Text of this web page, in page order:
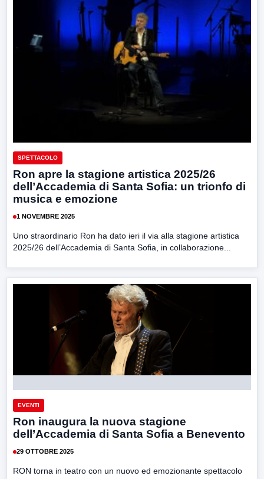
SPETTACOLO
Ron apre la stagione artistica 2025/26
dell’Accademia di Santa Sofia: un trionfo di
musica e emozione
1 NOVEMBRE 2025
Uno straordinario Ron ha dato ieri il via alla stagione artistica
2025/26 dell’Accademia di Santa Sofia, in collaborazione...
EVENTI
Ron inaugura la nuova stagione
dell’Accademia di Santa Sofia a Benevento
29 OTTOBRE 2025
RON torna in teatro con un nuovo ed emozionante spettacolo